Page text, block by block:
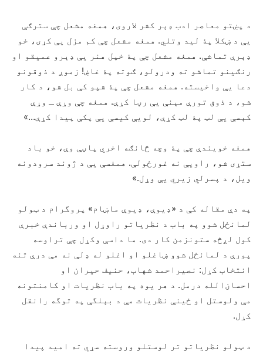
د پښتو معاصر ادب ډېر کشر لاروی، همغه مشعل چې سترګې
یې د ښکلا پۀ لید وتلي. همغه مشعل چې کم مزل یې کړی، خو
ډېرې تماشې. همغه مشعل چې پۀ خپل هنر یې ډېرو عمیقو او
رنګینو تماشو ته ودرولو، ګوته پۀ غاښ! زموږ د ذوقونو
دعا یې واخیسته. همغه مشعل چې پۀ شپو کې بل شو، د کار
شو، د ذوق تورې مېنې یې رڼا کړې. همغه چې وړې ـ وړې
کېسې یې لټ پۀ لټ کړې، لویې کیسې یې پکې پیدا کړې…»
همغه خویندې چې پۀ وچه څانګه اخري پاڼې وې، خو باد
ستړی شو، راویې نه غورځولې. همغسې یې د ژوند سرودونه
ویل، د پسرلي زیري یې وړل.»
په دې مقاله کې د‌ «ډیوې، ډیوې ماښام» پروگرام د ټولو
لمانځل شوو په باب د نظریاتو راوړل او ورباندې خبرې
کول لږڅه ستونزمن کار دی. ما داسې وکړل چې تراوسه
پورې د لمانځل شوو ښاغلو او اغلو له ډلې نه مې درې تنه
انتخاب کړل: نصیراحمد شهاب، حنیف حیران او
احسان‌الله درمل. د هر یوه په باب نظریات او کامنتونه
مې ولوستل او ځینې نظریات مې د بېلگې په توگه رانقل
کړل.
د ټولو نظریاتو تر لوستلو وروسته سړي ته امید پیدا